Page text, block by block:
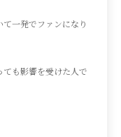
一発でファンになり
も影響を受けた人で